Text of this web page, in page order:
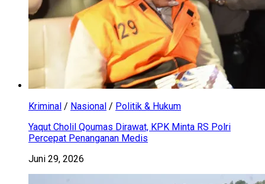
Kriminal / Nasional / Politik & Hukum
Yaqut Cholil Qoumas Dirawat, KPK Minta RS Polri
Percepat Penanganan Medis
Juni 29, 2026